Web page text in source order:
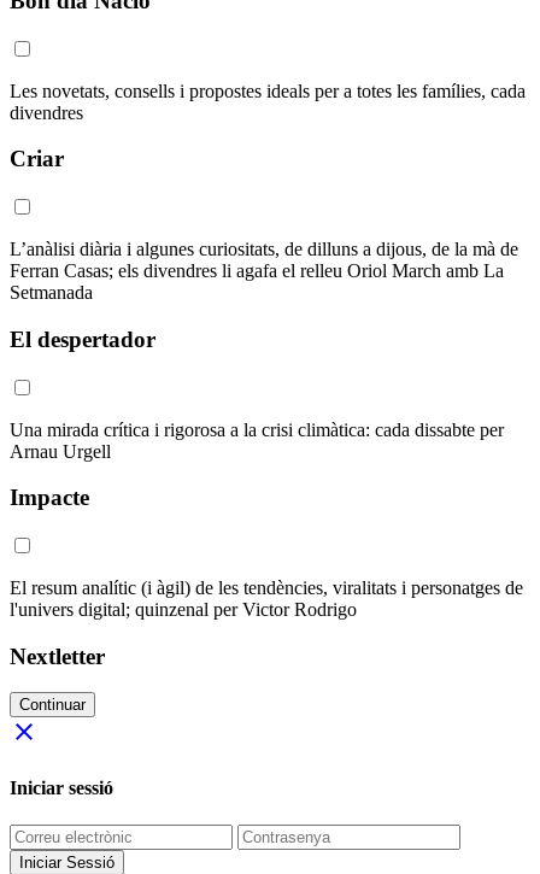
Les novetats, consells i propostes ideals per a totes les famílies, cada
divendres
Criar
L’anàlisi diària i algunes curiositats, de dilluns a dijous, de la mà de
Ferran Casas; els divendres li agafa el relleu Oriol March amb La
Setmanada
El despertador
Una mirada crítica i rigorosa a la crisi climàtica: cada dissabte per
Arnau Urgell
Impacte
El resum analític (i àgil) de les tendències, viralitats i personatges de
l'univers digital; quinzenal per Victor Rodrigo
Nextletter
Continuar
close
Iniciar sessió
Iniciar Sessió